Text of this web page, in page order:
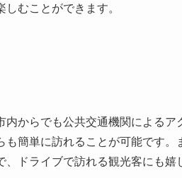
むことができます。
からでも公共交通機関による
簡単に訪れることが可能です
ドライブで訪れる観光客にも嬉